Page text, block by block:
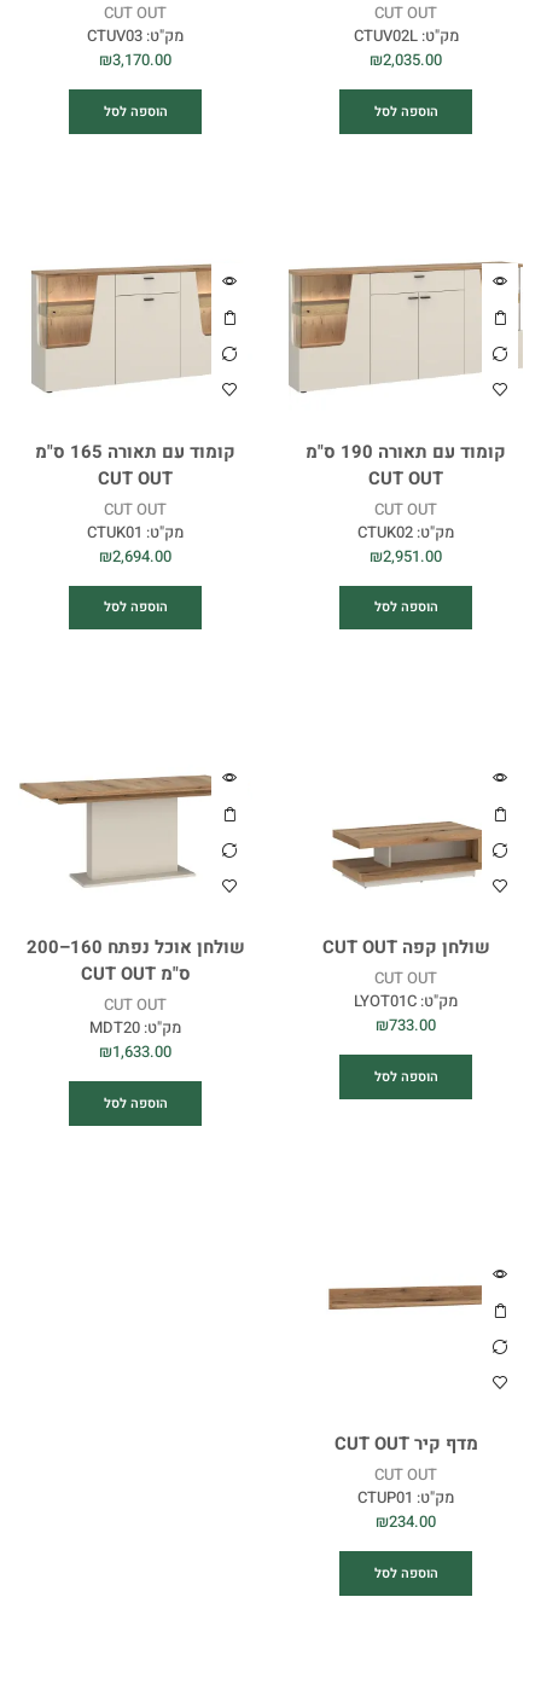
CUT OUT
מק"ט:CTUV02L
₪2,035.00
הוספה לסל
CUT OUT
מק"ט: CTUV03
₪3,170.00
הוספה לסל
קומוד עם תאורה 190 ס"מ
CUT OUT
CUT OUT
מק"ט: CTUK02
₪2,951.00
הוספה לסל
קומוד עם תאורה 165 ס"מ
CUT OUT
CUT OUT
מק"ט: CTUK01
₪2,694.00
הוספה לסל
שולחן קפה CUT OUT
CUT OUT
מק"ט: LYOT01C
₪733.00
הוספה לסל
שולחן אוכל נפתח 160–200
ס"מ CUT OUT
CUT OUT
מק"ט: MDT20
₪1,633.00
הוספה לסל
מדף קיר CUT OUT
CUT OUT
מק"ט: CTUP01
₪234.00
הוספה לסל